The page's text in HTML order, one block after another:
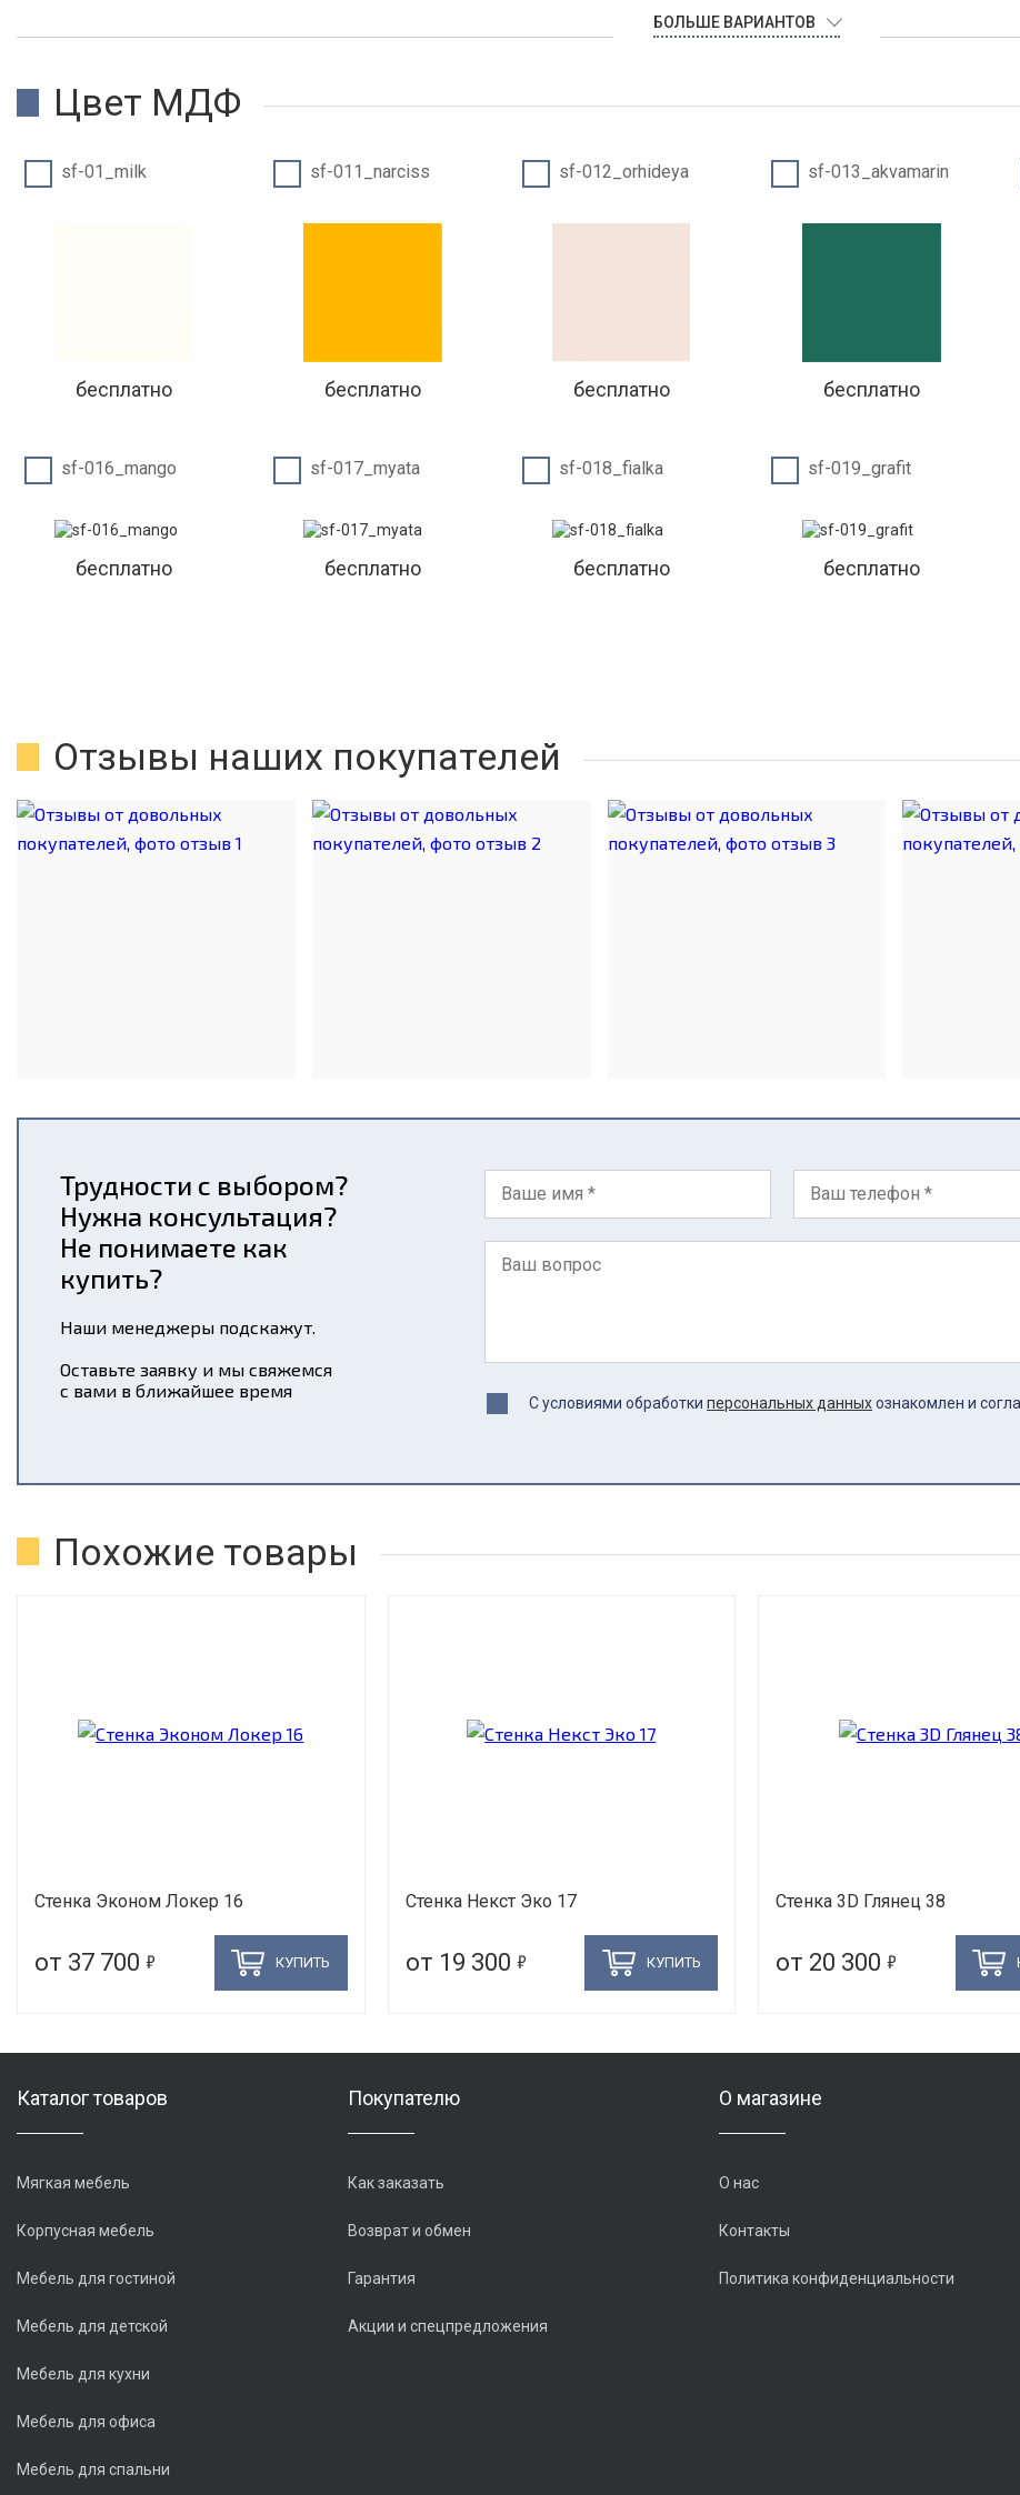
БОЛЬШЕ ВАРИАНТОВ
Цвет МДФ
sf-01_milk
бесплатно
sf-011_narciss
бесплатно
sf-012_orhideya
бесплатно
sf-013_akvamarin
бесплатно
sf-016_mango
бесплатно
sf-017_myata
бесплатно
sf-018_fialka
бесплатно
sf-019_grafit
бесплатно
Отзывы наших покупателей
Трудности с выбором?
Нужна консультация?
Не понимаете как
купить?
Наши менеджеры подскажут.
Оставьте заявку и мы свяжемся
с вами в ближайшее время
С условиями обработки персональных данныхознакомлен и
Похожие товары
Стенка Эконом Локер 16
от 37 700 5 КУПИТЬ
Стенка Некст Эко 17
от 19 300 5 КУПИТЬ
Стенка 3D Глянец 38
от 20 300 5
Каталог товаров
Мягкая мебель
Корпусная мебель
Мебель для гостиной
Мебель для детской
Мебель для кухни
Мебель для офиса
Мебель для спальни
Покупателю
Как заказать
Возврат и обмен
Гарантия
Акции и спецпредложения
О магазине
О нас
Контакты
Политика конфиденциальности